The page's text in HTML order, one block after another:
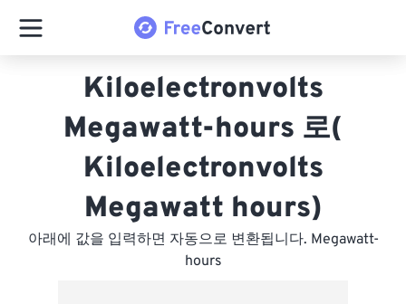
Kiloelectronvolts
Megawatt-hours 로(
Kiloelectronvolts
Megawatt hours)
아래에 값을 입력하면 자동으로 변환됩니다. Megawatt-
hours